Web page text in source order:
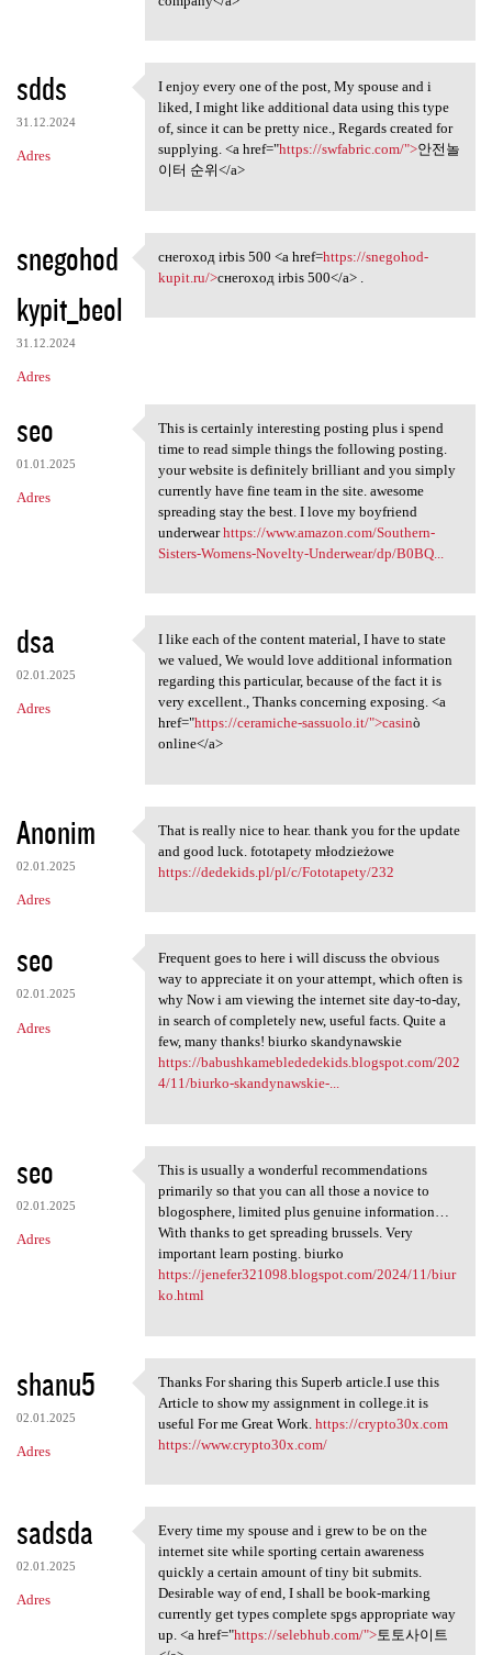
sdds
31.12.2024
Adres
I enjoy every one of the post
I enjoy every one of the post, My spouse and i
liked, I might like additional data using this type
of, since it can be pretty nice., Regards created for
supplying. <a href="https://swfabric.com/">안전놀
이터 순위</a>
snegohod
kypit_beol
31.12.2024
Adres
снегоход irbis 500 <a href
снегоход irbis 500 <a href=https://snegohod-
kupit.ru/>снегоход irbis 500</a> .
seo
01.01.2025
Adres
This is certainly interesting
This is certainly interesting posting plus i spend
time to read simple things the following posting.
your website is definitely brilliant and you simply
currently have fine team in the site. awesome
spreading stay the best. I love my boyfriend
underwearhttps://www.amazon.com/Southern-
Sisters-Womens-Novelty-Underwear/dp/B0BQ...
dsa
02.01.2025
Adres
I like each of the content
I like each of the content material, I have to state
we valued, We would love additional information
regarding this particular, because of the fact it is
very excellent., Thanks concerning exposing. <a
href="https://ceramiche-sassuolo.it/">casinò
online</a>
Anonim
02.01.2025
Adres
That is really nice to hear.
That is really nice to hear. thank you for the update
and good luck. fototapety młodzieżowe
https://dedekids.pl/pl/c/Fototapety/232
seo
02.01.2025
Adres
Frequent goes to here i will
Frequent goes to here i will discuss the obvious
way to appreciate it on your attempt, which often is
why Now i am viewing the internet site day-to-day,
in search of completely new, useful facts. Quite a
few, many thanks! biurko skandynawskie
https://babushkameblededekids.blogspot.com/202
4/11/biurko-skandynawskie-...
seo
02.01.2025
Adres
This is usually a wonderful
This is usually a wonderful recommendations
primarily so that you can all those a novice to
blogosphere, limited plus genuine information…
With thanks to get spreading brussels. Very
important learn posting. biurko
https://jenefer321098.blogspot.com/2024/11/biur
ko.html
shanu5
02.01.2025
Adres
Thanks For sharing this
Thanks For sharing this Superb article.I use this
Article to show my assignment in college.it is
useful For me Great Work. https://crypto30x.com
https://www.crypto30x.com/
sadsda
02.01.2025
Adres
Every time my spouse and i
Every time my spouse and i grew to be on the
internet site while sporting certain awareness
quickly a certain amount of tiny bit submits.
Desirable way of end, I shall be book-marking
currently get types complete spgs appropriate way
up. <a href="https://selebhub.com/">토토사이트